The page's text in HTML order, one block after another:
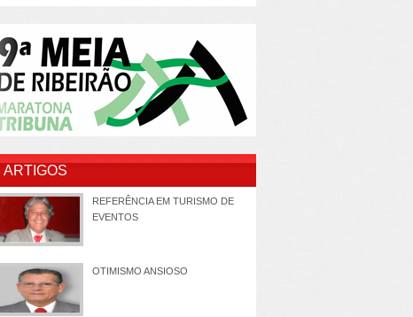
ARTIGOS
REFERÊNCIA EM TURISMO DE
EVENTOS
OTIMISMO ANSIOSO